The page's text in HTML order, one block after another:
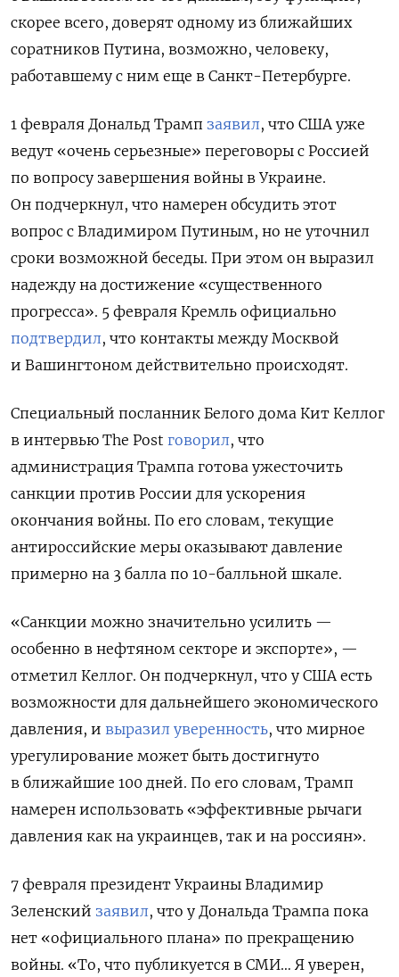
скорее всего, доверят одному из ближайших
соратников Путина, возможно, человеку,
работавшему с ним еще в Санкт-Петербурге.
1 февраля Дональд Трамп заявил, что США уже
ведут «очень серьезные» переговоры с Россией
по вопросу завершения войны в Украине.
Он подчеркнул, что намерен обсудить этот
вопрос с Владимиром Путиным, но не уточнил
сроки возможной беседы. При этом он выразил
надежду на достижение «существенного
прогресса». 5 февраля Кремль официально
подтвердил, что контакты между Москвой
и Вашингтоном действительно происходят.
Специальный посланник Белого дома Кит Келлог
в интервью The Post говорил, что
администрация Трампа готова ужесточить
санкции против России для ускорения
окончания войны. По его словам, текущие
антироссийские меры оказывают давление
примерно на 3 балла по 10-балльной шкале.
«Санкции можно значительно усилить —
особенно в нефтяном секторе и экспорте», —
отметил Келлог. Он подчеркнул, что у США есть
возможности для дальнейшего экономического
давления, и выразил уверенность, что мирное
урегулирование может быть достигнуто
в ближайшие 100 дней. По его словам, Трамп
намерен использовать «эффективные рычаги
давления как на украинцев, так и на россиян».
7 февраля президент Украины Владимир
Зеленский заявил, что у Дональда Трампа пока
нет «официального плана» по прекращению
войны. «То, что публикуется в СМИ… Я уверен,